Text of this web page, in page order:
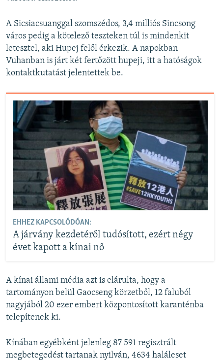
A Sicsiacsuanggal szomszédos, 3,4 milliós Sincsong
város pedig a kötelező teszteken túl is mindenkit
letesztel, aki Hupej felől érkezik. A napokban
Vuhanban is járt két fertőzött hupeji, itt a hatóságok
kontaktkutatást jelentettek be.
EHHEZ KAPCSOLÓDÓAN:
A járvány kezdetéről tudósított, ezért négy
évet kapott a kínai nő
A kínai állami média azt is elárulta, hogy a
tartományon belül Gaocseng körzetből, 12 faluból
nagyjából 20 ezer embert központosított karanténba
telepítenek ki.
Kínában egyébként jelenleg 87 591 regisztrált
megbetegedést tartanak nyilván, 4634 haláleset